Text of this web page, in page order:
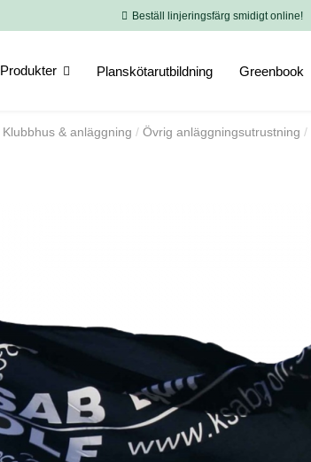
Beställ linjeringsfärg smidigt online!
Produkter Planskötarutbildning Greenbook
Klubbhus & anläggning Övrig anläggningsutrustning